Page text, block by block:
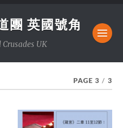
團 英國號角
UK
PAGE 3 / 3